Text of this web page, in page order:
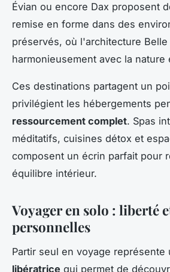
Évian ou encore Dax proposent
remise en forme dans des
préservés, où l'architecture
harmonieusement avec la nature
Ces destinations partagent un
privilégient les hébergements
ressourcement complet. Spas
méditatifs, cuisines détox et
composent un écrin parfait pour
équilibre intérieur.
Voyager en solo : liberté
personnelles
Partir seul en voyage représente
libératrice qui permet de